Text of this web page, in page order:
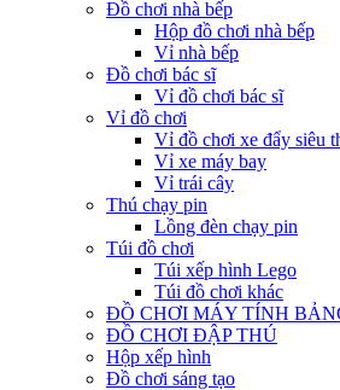
Đồ chơi nhà bếp
Hộp đồ chơi nhà bếp
Vỉ nhà bếp
Đồ chơi bác sĩ
Vỉ đồ chơi bác sĩ
Vỉ đồ chơi
Vỉ đồ chơi xe đẩy siêu
Vỉ xe máy bay
Vỉ trái cây
Thú chạy pin
Lồng đèn chạy pin
Túi đồ chơi
Túi xếp hình Lego
Túi đồ chơi khác
ĐỒ CHƠI MÁY TÍNH
ĐỒ CHƠI ĐẬP THÚ
Hộp xếp hình
Đồ chơi sáng tạo